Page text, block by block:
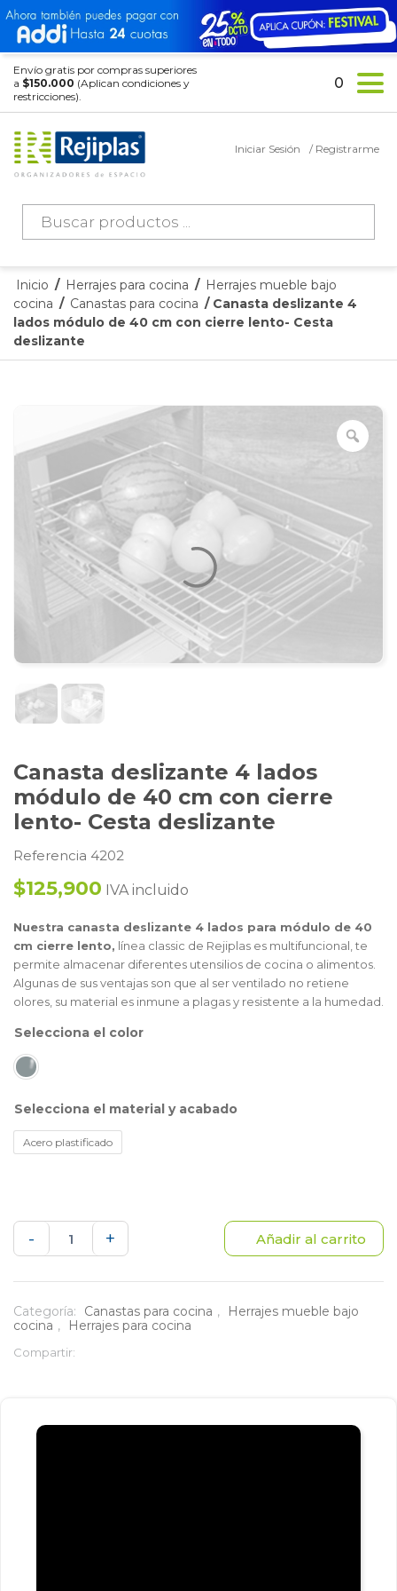
Envío gratis por compras superiores
a $150.000 (Aplican condiciones y
restricciones).
Búsqueda
productos
Iniciar Sesión / Registrarme
0
Inicio / Herrajes para cocina / Herrajes mueble bajo
cocina / Canastas para cocina / Canasta deslizante 4
lados módulo de 40 cm con cierre lento- Cesta
deslizante
Canasta deslizante 4 lados
módulo de 40 cm con cierre
lento- Cesta deslizante
Referencia 4202
$125,900 IVA incluido
Nuestra canasta deslizante 4 lados para módulo de 40
cm cierre lento, línea classic de Rejiplas es multifuncional, te
permite almacenar diferentes utensilios de cocina o alimentos.
Algunas de sus ventajas son que al ser ventilado no retiene
olores, su material es inmune a plagas y resistente a la humedad.
color
material y acabado
Acero plastificado
-
Canasta
4
lados
+ Añadir al carrito
Categoría: Canastas para cocina ,
Herrajes mueble bajo
cocina , Herrajes para cocina
Compartir: